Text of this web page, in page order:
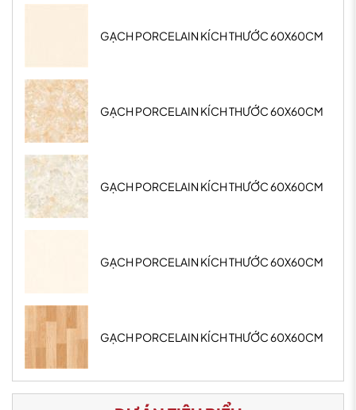
GẠCH PORCELAIN KÍCH THƯỚC 60X60CM
GẠCH PORCELAIN KÍCH THƯỚC 60X60CM
GẠCH PORCELAIN KÍCH THƯỚC 60X60CM
GẠCH PORCELAIN KÍCH THƯỚC 60X60CM
GẠCH PORCELAIN KÍCH THƯỚC 60X60CM